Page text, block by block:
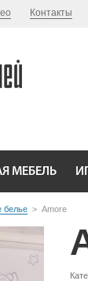
Контакты
МЕБЕЛЬ
белье > Amore